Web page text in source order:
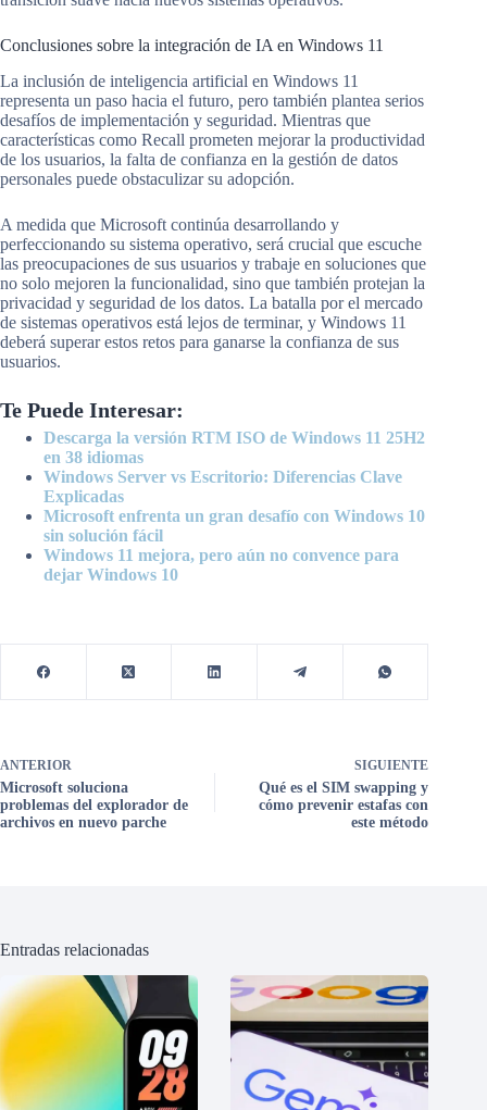
Conclusiones sobre la integración de IA en Windows 11
La inclusión de inteligencia artificial en Windows 11
representa un paso hacia el futuro, pero también plantea serios
desafíos de implementación y seguridad. Mientras que
características como Recall prometen mejorar la productividad
de los usuarios, la falta de confianza en la gestión de datos
personales puede obstaculizar su adopción.
A medida que Microsoft continúa desarrollando y
perfeccionando su sistema operativo, será crucial que escuche
las preocupaciones de sus usuarios y trabaje en soluciones que
no solo mejoren la funcionalidad, sino que también protejan la
privacidad y seguridad de los datos. La batalla por el mercado
de sistemas operativos está lejos de terminar, y Windows 11
deberá superar estos retos para ganarse la confianza de sus
usuarios.
Te Puede Interesar:
Descarga la versión RTM ISO de Windows 11 25H2
en 38 idiomas
Windows Server vs Escritorio: Diferencias Clave
Explicadas
Microsoft enfrenta un gran desafío con Windows 10
sin solución fácil
Windows 11 mejora, pero aún no convence para
dejar Windows 10
ANTERIOR
Microsoft soluciona
problemas del explorador de
archivos en nuevo parche
SIGUIENTE
Qué es el SIM swapping y
cómo prevenir estafas con
este método
Entradas relacionadas